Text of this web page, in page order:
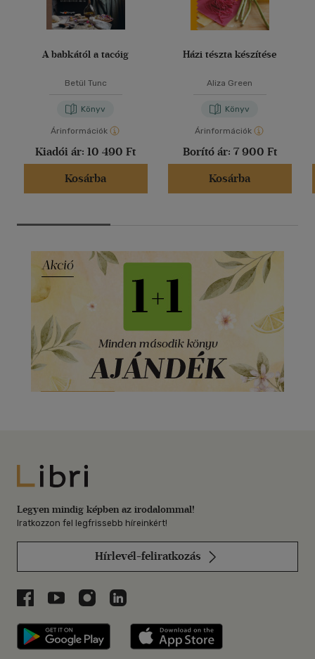
A babkától a tacóig
Betül Tunc
Könyv
Árinformációk
Kiadói ár: 10 490 Ft
Kosárba
Házi tészta készítése
Aliza Green
Könyv
Árinformációk
Borító ár: 7 900 Ft
Kosárba
Libri
Legyen mindig képben az irodalommal!
Iratkozzon fel legfrissebb híreinkért!
Hírlevél-feliratkozás
Libri a Facebookon
Libri a Youtube-on
Libri az Instagramon
Libri a LinkedInen
Libri applikáció Szerezd meg: Google